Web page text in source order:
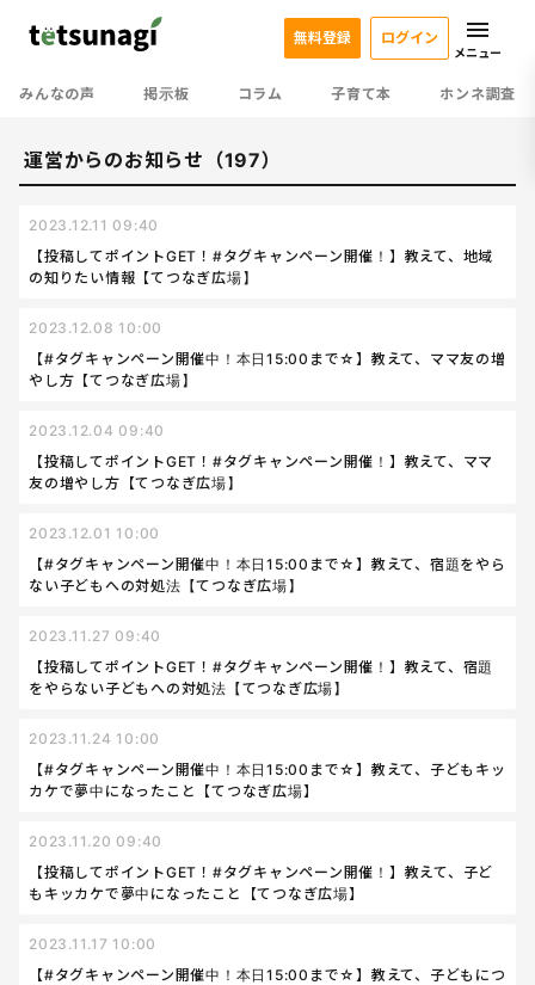
みんなの声 掲示板 コラム 子育て本 ホンネ調査
無料登録 ログイン
メニュー
運営からのお知らせ（197）
2023.12.11 09:40
【投稿してポイントGET！#タグキャンペーン開催！】教えて、地域
の知りたい情報【てつなぎ広場】
2023.12.08 10:00
【#タグキャンペーン開催中！本日15:00まで☆】教えて、ママ友の増
やし方【てつなぎ広場】
2023.12.04 09:40
【投稿してポイントGET！#タグキャンペーン開催！】教えて、ママ
友の増やし方【てつなぎ広場】
2023.12.01 10:00
【#タグキャンペーン開催中！本日15:00まで☆】教えて、宿題をやら
ない子どもへの対処法【てつなぎ広場】
2023.11.27 09:40
【投稿してポイントGET！#タグキャンペーン開催！】教えて、宿題
をやらない子どもへの対処法【てつなぎ広場】
2023.11.24 10:00
【#タグキャンペーン開催中！本日15:00まで☆】教えて、子どもキッ
カケで夢中になったこと【てつなぎ広場】
2023.11.20 09:40
【投稿してポイントGET！#タグキャンペーン開催！】教えて、子ど
もキッカケで夢中になったこと【てつなぎ広場】
2023.11.17 10:00
【#タグキャンペーン開催中！本日15:00まで☆】教えて、子どもにつ